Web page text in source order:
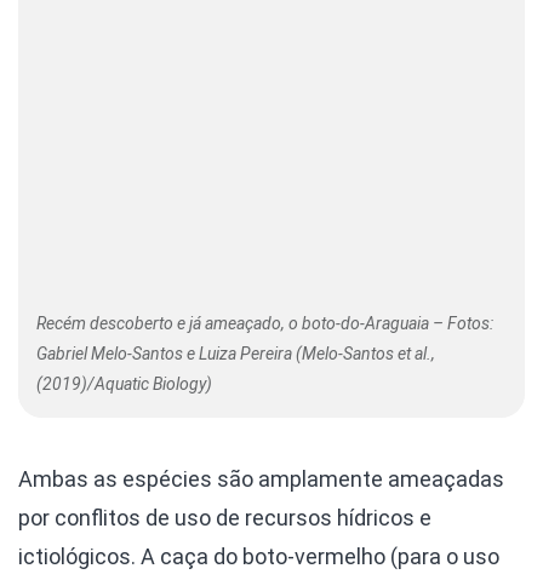
Recém descoberto e já ameaçado, o boto-do-Araguaia – Fotos:
Gabriel Melo-Santos e Luiza Pereira (Melo-Santos et al.,
(2019)/Aquatic Biology)
Ambas as espécies são amplamente ameaçadas
por conflitos de uso de recursos hídricos e
ictiológicos. A caça do boto-vermelho (para o uso